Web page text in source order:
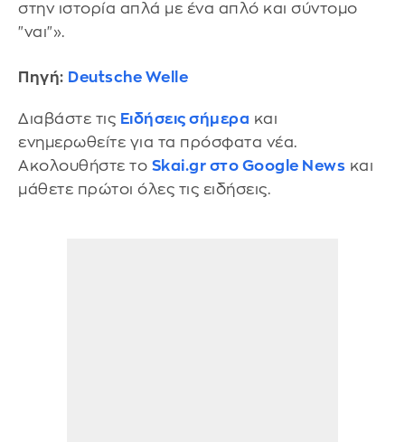
στην ιστορία απλά με ένα απλό και σύντομο
"ναι"».
Πηγή: Deutsche Welle
Διαβάστε τις Ειδήσεις σήμερα και
ενημερωθείτε για τα πρόσφατα νέα.
Ακολουθήστε το Skai.gr στο Google News και
μάθετε πρώτοι όλες τις ειδήσεις.